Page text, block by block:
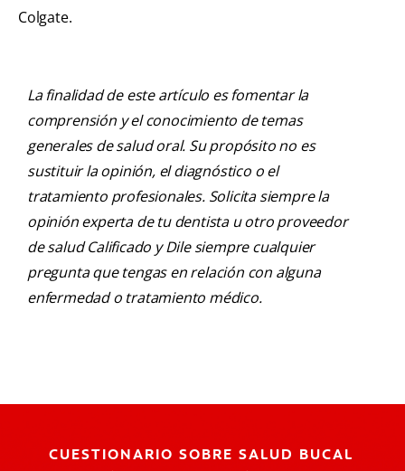
Colgate.
La finalidad de este artículo es fomentar la
comprensión y el conocimiento de temas
generales de salud oral. Su propósito no es
sustituir la opinión, el diagnóstico o el
tratamiento profesionales. Solicita siempre la
opinión experta de tu dentista u otro proveedor
de salud Calificado y Dile siempre cualquier
pregunta que tengas en relación con alguna
enfermedad o tratamiento médico.
CUESTIONARIO SOBRE SALUD BUCAL